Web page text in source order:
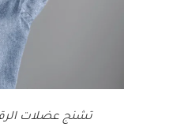
تشنج عضلات